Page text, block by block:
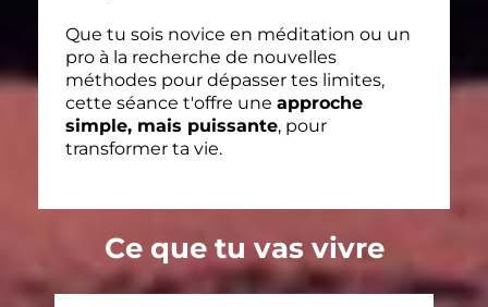
Que tu sois novice en méditation ou un
pro à la recherche de nouvelles
méthodes pour dépasser tes limites,
cette séance t'offre une approche
simple, mais puissante, pour
transformer ta vie.
Ce que tu vas vivre